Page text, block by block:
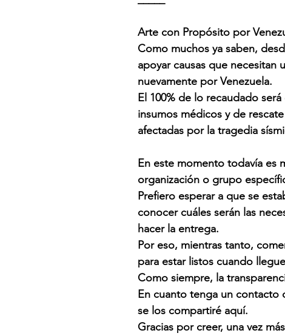
Arte con Propósito por
Como muchos ya saben,
apoyar causas que
nuevamente por Venezuela.
El 100% de lo recaudado
insumos médicos y de
afectadas por la tragedia
En este momento todavía es
organización o grupo
Prefiero esperar a que se
conocer cuáles serán las
hacer la entrega.
Por eso, mientras tanto,
para estar listos cuando
Como siempre, la
En cuanto tenga un contacto
se los compartiré aquí.
Gracias por creer, una vez